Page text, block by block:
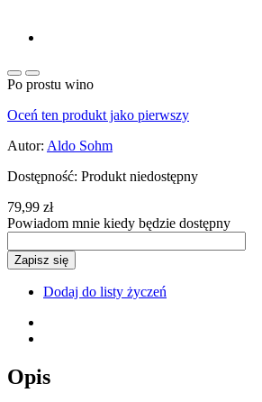
Po prostu wino
Oceń ten produkt jako pierwszy
Autor: Aldo Sohm
Dostępność: Produkt niedostępny
79,99 zł
Powiadom mnie kiedy będzie dostępny
Zapisz się
Dodaj do listy życzeń
Opis